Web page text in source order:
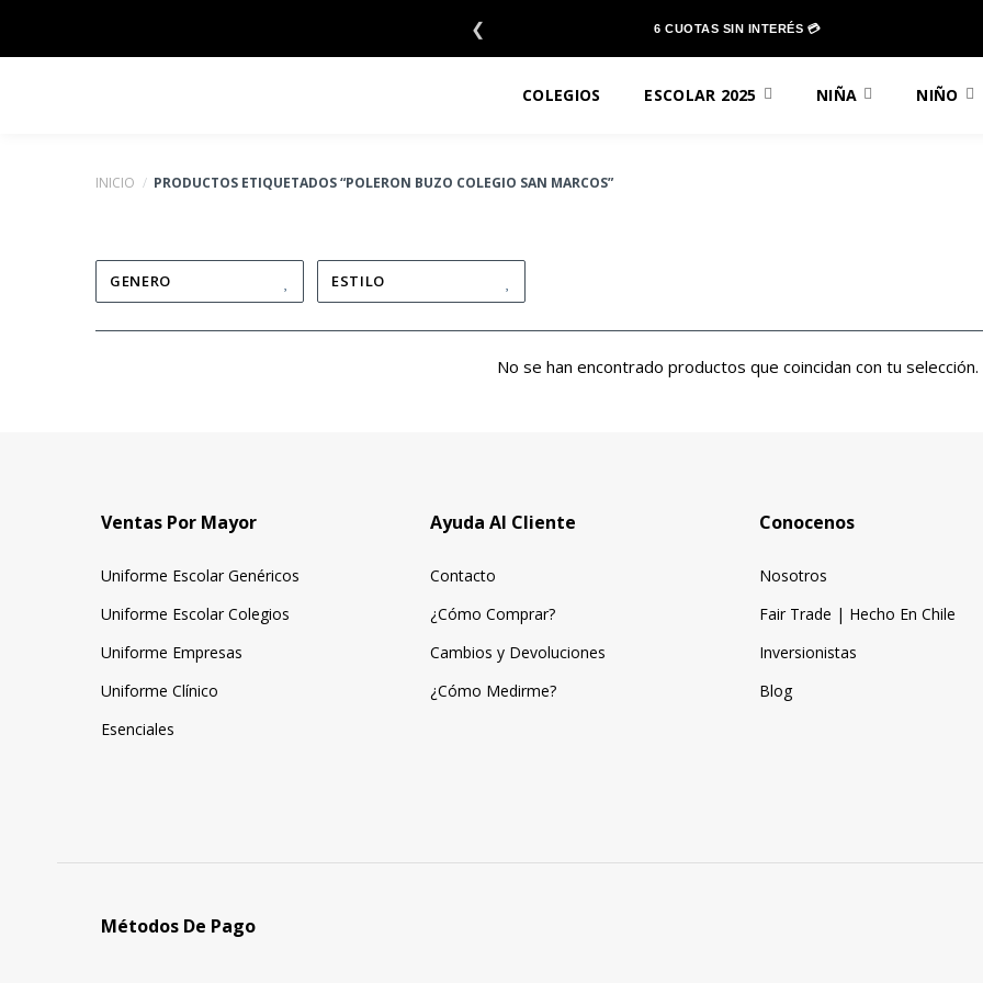
❮ 6 CUOTAS SIN INTERÉS 💳
COLEGIOS ESCOLAR 2025 NIÑA NIÑO
INICIO / PRODUCTOS ETIQUETADOS “POLERON BUZO COLEGIO SAN MARCOS”
GENERO ESTILO
No se han encontrado productos que coincidan con tu selección.
Ventas Por Mayor
Uniforme Escolar Genéricos
Uniforme Escolar Colegios
Uniforme Empresas
Uniforme Clínico
Esenciales
Ayuda Al Cliente
Contacto
¿Cómo Comprar?
Cambios y Devoluciones
¿Cómo Medirme?
Conocenos
Nosotros
Fair Trade | Hecho En Chile
Inversionistas
Blog
Métodos De Pago